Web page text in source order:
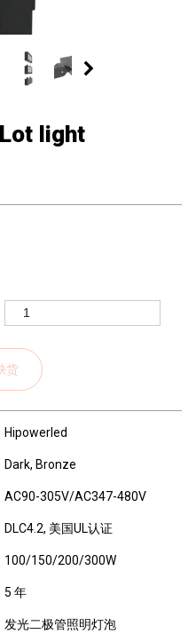
light
货
Hipowerled
Dark, Bronze
AC90-305V/AC347-480V
DLC4.2, 美国UL认证
100/150/200/300W
5 年
发光二极管照明灯泡